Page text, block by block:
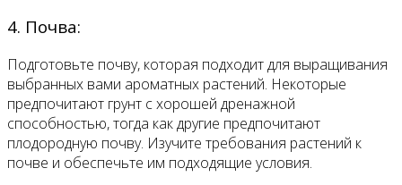
4. Почва:
Подготовьте почву, которая подходит для выращивания
выбранных вами ароматных растений. Некоторые
предпочитают грунт с хорошей дренажной
способностью, тогда как другие предпочитают
плодородную почву. Изучите требования растений к
почве и обеспечьте им подходящие условия.